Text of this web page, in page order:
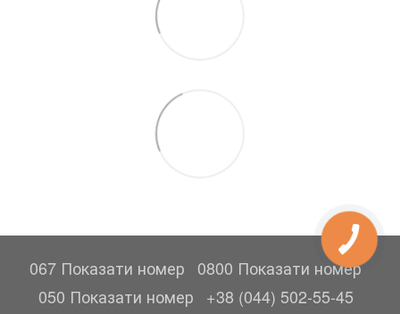
067 Показати номер
0800 Показати номер
050 Показати номер
+38 (044) 502-55-45